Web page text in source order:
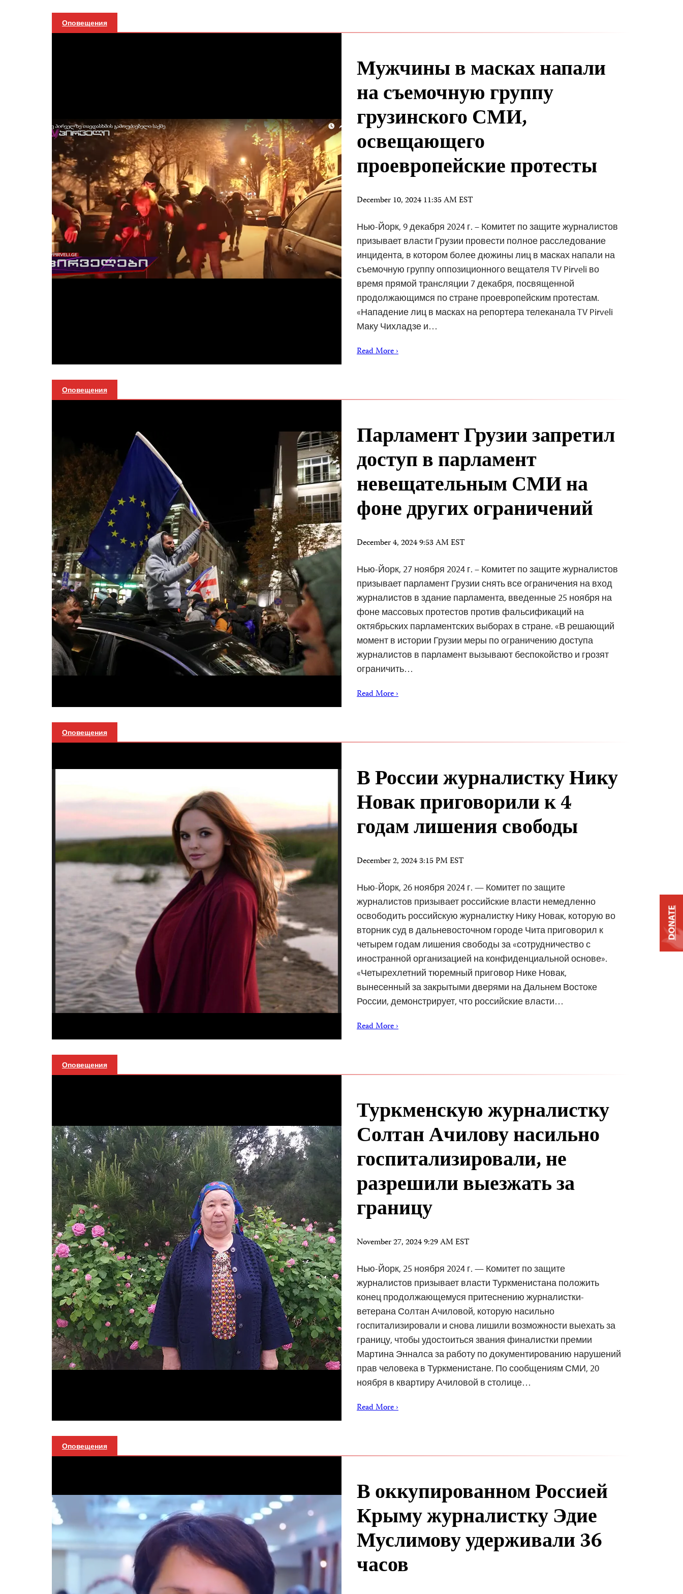
Оповещения
Мужчины в масках напали
на съемочную группу
грузинского СМИ,
освещающего
проевропейские протесты
December 10, 2024 11:35 AM EST
Нью-Йорк, 9 декабря 2024 г. – Комитет по защите журналистов
призывает власти Грузии провести полное расследование
инцидента, в котором более дюжины лиц в масках напали на
съемочную группу оппозиционного вещателя TV Pirveli во
время прямой трансляции 7 декабря, посвященной
продолжающимся по стране проевропейским протестам.
«Нападение лиц в масках на репортера телеканала TV Pirveli
Маку Чихладзе и…
Read More ›
Оповещения
Парламент Грузии запретил
доступ в парламент
невещательным СМИ на
фоне других ограничений
December 4, 2024 9:53 AM EST
Нью-Йорк, 27 ноября 2024 г. – Комитет по защите журналистов
призывает парламент Грузии снять все ограничения на вход
журналистов в здание парламента, введенные 25 ноября на
фоне массовых протестов против фальсификаций на
октябрьских парламентских выборах в стране. «В решающий
момент в истории Грузии меры по ограничению доступа
журналистов в парламент вызывают беспокойство и грозят
ограничить…
Read More ›
Оповещения
В России журналистку Нику
Новак приговорили к 4
годам лишения свободы
December 2, 2024 3:15 PM EST
Нью-Йорк, 26 ноября 2024 г. — Комитет по защите
журналистов призывает российские власти немедленно
освободить российскую журналистку Нику Новак, которую во
вторник суд в дальневосточном городе Чита приговорил к
четырем годам лишения свободы за «сотрудничество с
иностранной организацией на конфиденциальной основе».
«Четырехлетний тюремный приговор Нике Новак,
вынесенный за закрытыми дверями на Дальнем Востоке
России, демонстрирует, что российские власти…
Read More ›
Оповещения
Туркменскую журналистку
Солтан Ачилову насильно
госпитализировали, не
разрешили выезжать за
границу
November 27, 2024 9:29 AM EST
Нью-Йорк, 25 ноября 2024 г. — Комитет по защите
журналистов призывает власти Туркменистана положить
конец продолжающемуся притеснению журналистки-
ветерана Солтан Ачиловой, которую насильно
госпитализировали и снова лишили возможности выехать за
границу, чтобы удостоиться звания финалистки премии
Мартина Энналса за работу по документированию нарушений
прав человека в Туркменистане. По сообщениям СМИ, 20
ноября в квартиру Ачиловой в столице…
Read More ›
Оповещения
В оккупированном Россией
Крыму журналистку Эдие
Муслимову удерживали 36
часов
DONATE